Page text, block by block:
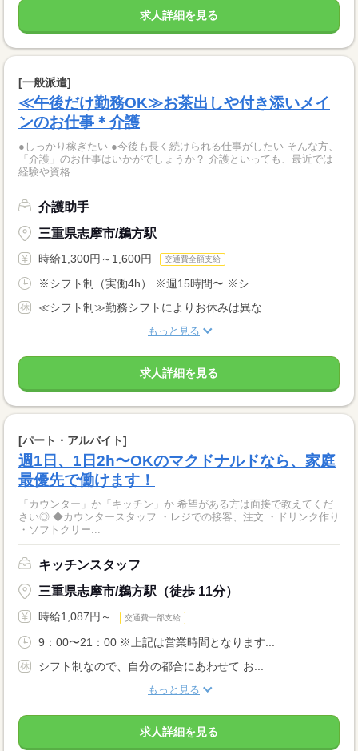
求人詳細を見る
[一般派遣]
≪午後だけ勤務OK≫お茶出しや付き添いメイ
ンのお仕事＊介護
●しっかり稼ぎたい ●今後も長く続けられる仕事がしたい そんな方、
「介護」のお仕事はいかがでしょうか？ 介護といっても、最近では
経験や資格...
介護助手
三重県志摩市/鵜方駅
時給1,300円～1,600円 交通費全額支給
※シフト制（実働4h） ※週15時間〜 ※シ...
≪シフト制≫勤務シフトによりお休みは異な...
もっと見る
求人詳細を見る
[パート・アルバイト]
週1日、1日2h〜OKのマクドナルドなら、家庭
最優先で働けます！
「カウンター」か「キッチン」か 希望がある方は面接で教えてくだ
さい◎ ◆カウンタースタッフ ・レジでの接客、注文 ・ドリンク作り
・ソフトクリー...
キッチンスタッフ
三重県志摩市/鵜方駅（徒歩 11分）
時給1,087円～ 交通費一部支給
9：00〜21：00 ※上記は営業時間となります...
シフト制なので、自分の都合にあわせて お...
もっと見る
求人詳細を見る